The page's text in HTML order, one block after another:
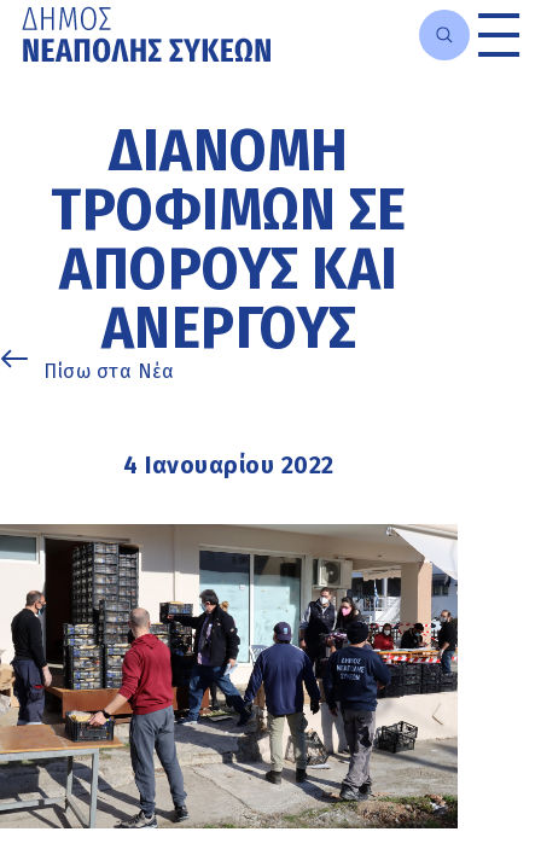
περιεχόμενοΔΙΑΝΟΜΉ
ΤΡΟΦΊΜΩΝ ΣΕ
ΑΠΌΡΟΥΣ ΚΑΙ
ΑΝΈΡΓΟΥΣ
Πίσω στα Νέα
4 Ιανουαρίου 2022